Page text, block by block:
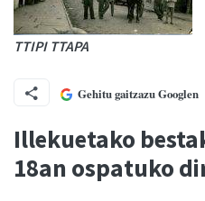
TTIPI TTAPA
Gehitu gaitzazu Googlen
Illekuetako
18an ospatuko